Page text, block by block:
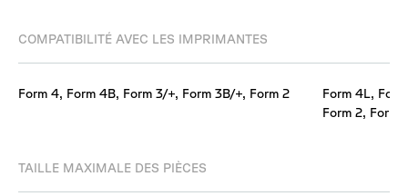
COMPATIBILITÉ AVEC LES IMPRIMANTES
Form 4, Form 4B, Form 3/+, Form 3B/+, Form 2
TAILLE MAXIMALE DES PIÈCES
Form 4L,
Form 2, Form